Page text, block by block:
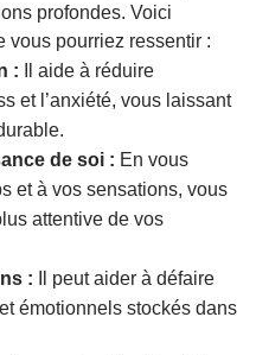
profondes. Voici
vous pourriez ressentir :
: Il aide à réduire
et l’anxiété, vous laissant
de soi : En vous
et à vos sensations, vous
attentive de vos
: Il peut aider à défaire
émotionnels stockés dans